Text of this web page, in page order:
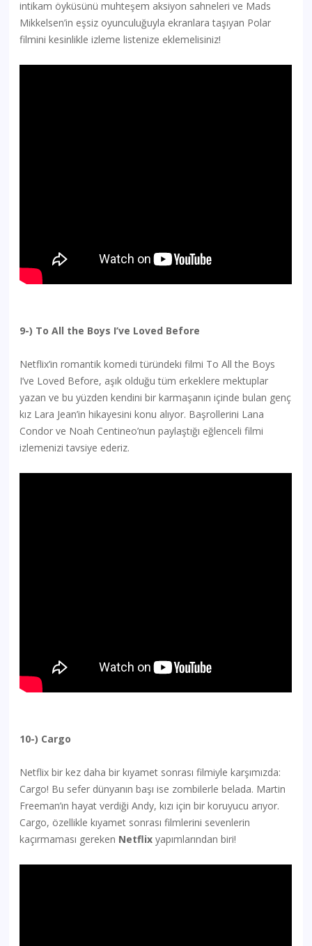
intikam öyküsünü muhteşem aksiyon sahneleri ve Mads
Mikkelsen’in eşsiz oyunculuğuyla ekranlara taşıyan Polar
filmini kesinlikle izleme listenize eklemelisiniz!
9-) To All the Boys I’ve Loved Before
Netflix’in romantik komedi türündeki filmi To All the Boys
I’ve Loved Before, aşık olduğu tüm erkeklere mektuplar
yazan ve bu yüzden kendini bir karmaşanın içinde bulan genç
kız Lara Jean’in hikayesini konu alıyor. Başrollerini Lana
Condor ve Noah Centineo’nun paylaştığı eğlenceli filmi
izlemenizi tavsiye ederiz.
10-) Cargo
Netflix bir kez daha bir kıyamet sonrası filmiyle karşımızda:
Cargo! Bu sefer dünyanın başı ise zombilerle belada. Martin
Freeman’ın hayat verdiği Andy, kızı için bir koruyucu arıyor.
Cargo, özellikle kıyamet sonrası filmlerini sevenlerin
kaçırmaması gereken Netflix yapımlarından biri!